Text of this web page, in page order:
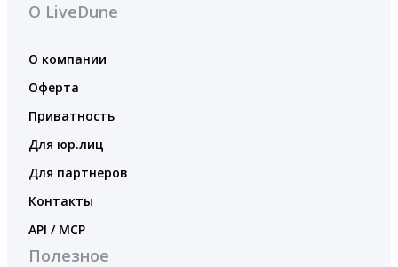
О LiveDune
О компании
Оферта
Приватность
Для юр.лиц
Для партнеров
Контакты
API / MCP
Полезное